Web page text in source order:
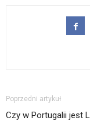
Poprzedni artykuł
Czy w Portugalii jest